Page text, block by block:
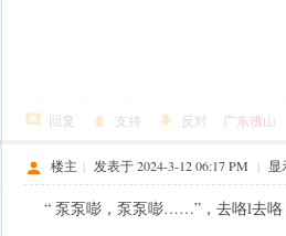
回复 支持 反对 广东佛山
楼主 | 发表于 2024-3-12 06:17 PM | 显
“ 泵泵嘭，泵泵嘭……”，去咯l去咯